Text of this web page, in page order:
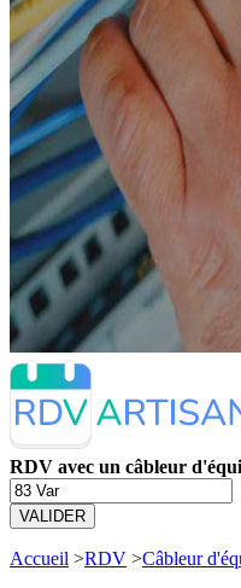
RDV avec un câbleur
VALIDER
Accueil >RDV >Câbleur